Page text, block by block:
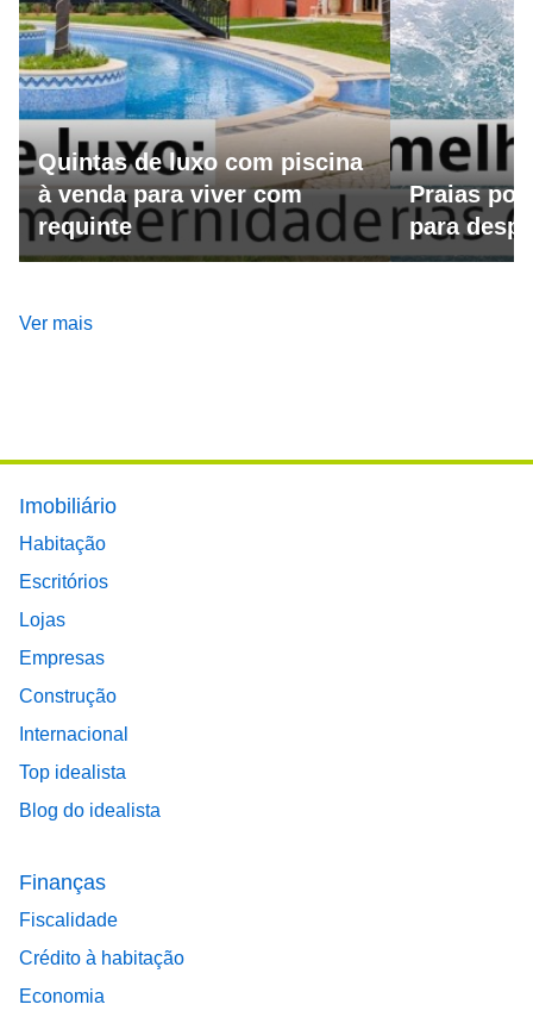
Quintas de luxo com piscina
à venda para viver com
requinte
Praias
para
Ver mais
Footer main menu
Imobiliário
Habitação
Escritórios
Lojas
Empresas
Construção
Internacional
Top idealista
Blog do idealista
Finanças
Fiscalidade
Crédito à habitação
Economia